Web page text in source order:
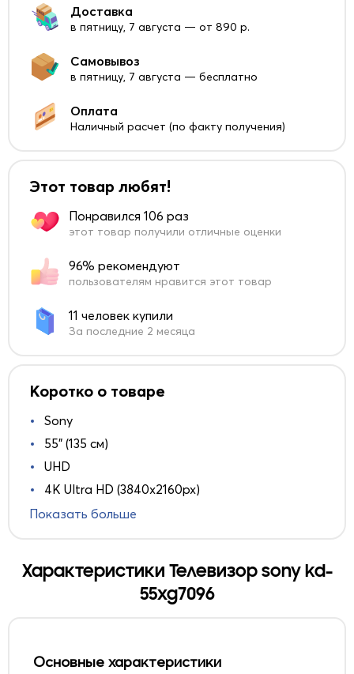
Доставка
в пятницу, 7 августа — от 890 р.
Самовывоз
в пятницу, 7 августа — бесплатно
Оплата
Наличный расчет (по факту получения)
Этот товар любят!
Понравился 106 раз
этот товар получили отличные оценки
96% рекомендуют
пользователям нравится этот товар
11 человек купили
За последние 2 месяца
Коротко о товаре
Sony
55" (135 см)
UHD
4K Ultra HD (3840x2160px)
Показать больше
Характеристики Телевизор sony kd-
55xg7096
Основные характеристики